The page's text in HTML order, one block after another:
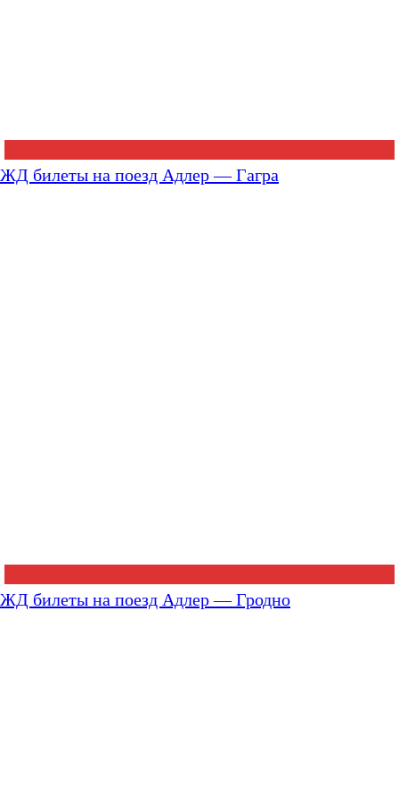
ЖД билеты на поезд Адлер — Гагра
ЖД билеты на поезд Адлер — Гродно